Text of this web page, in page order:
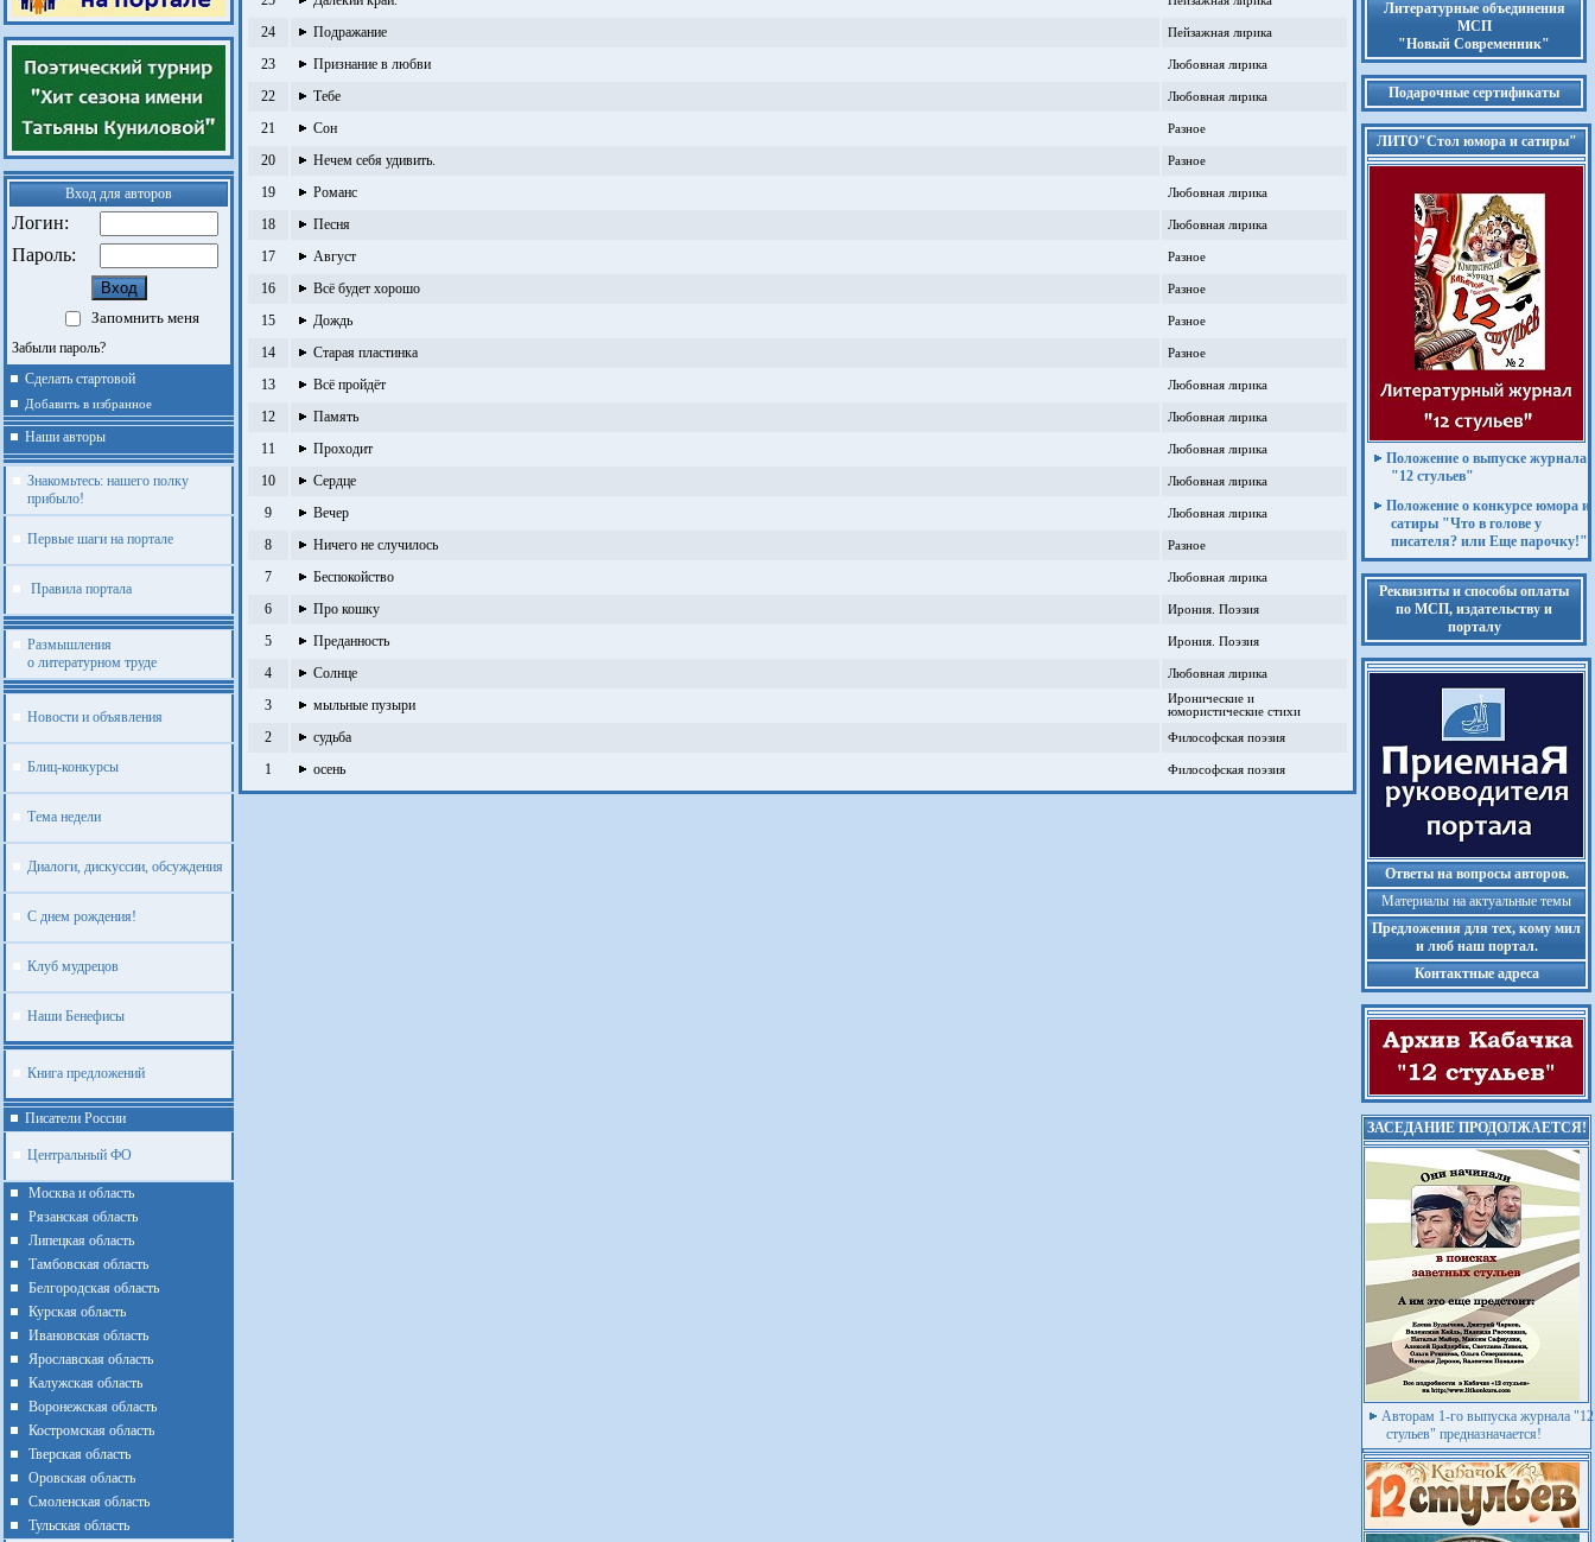
Вход для авторов
Логин:
Пароль:
Запомнить меня
Забыли пароль?
Сделать стартовой
Добавить в избранное
Наши авторы
Знакомьтесь: нашего полку
прибыло!
Первые шаги на портале
Правила портала
Размышления
о литературном труде
Новости и объявления
Блиц-конкурсы
Тема недели
Диалоги, дискуссии, обсуждения
С днем рождения!
Клуб мудрецов
Наши Бенефисы
Книга предложений
Писатели России
Центральный ФО
Москва и область
Рязанская область
Липецкая область
Тамбовская область
Белгородская область
Курская область
Ивановская область
Ярославская область
Калужская область
Воронежская область
Костромская область
Тверская область
Оровская область
Смоленская область
Тульская область
24 Подражание Пейзажная лирика
23 Признание в любви Любовная лирика
22 Тебе Любовная лирика
21 Сон Разное
20 Нечем себя удивить. Разное
19 Романс Любовная лирика
18 Песня Любовная лирика
17 Август Разное
16 Всё будет хорошо Разное
15 Дождь Разное
14 Старая пластинка Разное
13 Всё пройдёт Любовная лирика
12 Память Любовная лирика
11 Проходит Любовная лирика
10 Сердце Любовная лирика
9 Вечер Любовная лирика
8 Ничего не случилось Разное
7 Беспокойство Любовная лирика
6 Про кошку Ирония. Поэзия
5 Преданность Ирония. Поэзия
4 Cолнце Любовная лирика
3 мыльные пузыри
Иронические и
юмористические стихи
2 судьба Философская поэзия
1 осень Философская поэзия
Литературные объединения
МСП
"Новый Современник"
Подарочные сертификаты
ЛИТО"Стол юмора и сатиры"
Положение о выпуске журнала
"12 стульев"
Положение о конкурсе юмора и
сатиры "Что в голове у
писателя? или Еще парочку!"
Реквизиты и способы оплаты
по МСП, издательству и
порталу
Ответы на вопросы авторов.
Материалы на актуальные темы
Предложения для тех, кому мил
и люб наш портал.
Контактные адреса
ЗАСЕДАНИЕ ПРОДОЛЖАЕТСЯ!
Авторам 1-го выпуска журнала "12
стульев" предназначается!